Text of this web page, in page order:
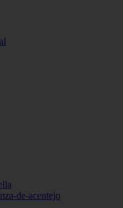
de-acentejo